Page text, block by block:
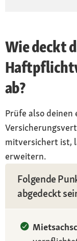
Wie deckt
ab?
Prüfe also
mitversichert ist,
erweitern.
Folgende
abgedeckt